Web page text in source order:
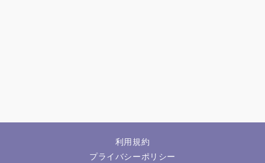
利用規約
プライバシーポリシー